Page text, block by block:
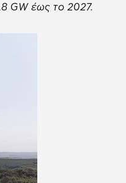
GW έως το 2027.